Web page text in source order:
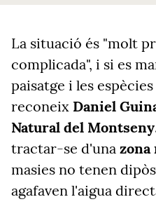
La situació és "molt
complicada", i si es
paisatge i les
reconeix Daniel
Natural del Montseny
tractar-se d'una zona
masies no tenen
agafaven l'aigua